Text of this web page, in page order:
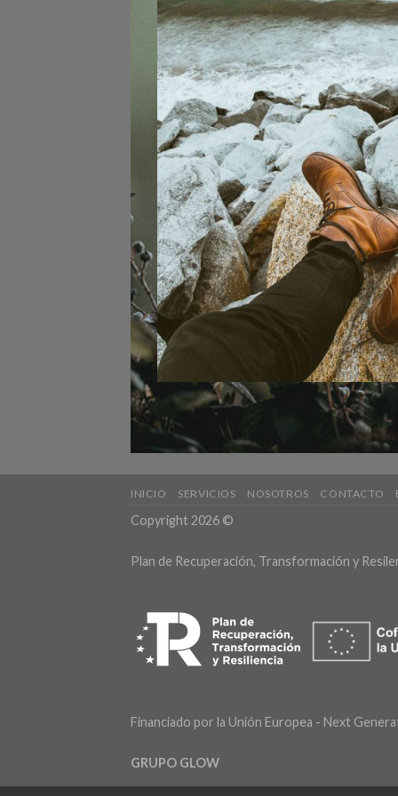
INICIO SERVICIOS NOSOTROS CONTACTO
Copyright 2026 ©
Plan de Recuperación, Transformación y
Financiado por la Unión Europea - Next
GRUPO GLOW